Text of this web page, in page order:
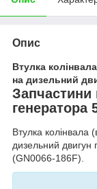
Опис
Втулка
на дизельний
Запчастини
генератора
Втулка
дизельний
(GN0066-186F).